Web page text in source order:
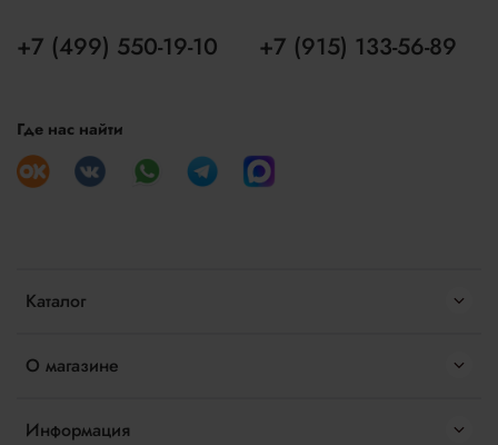
Каталог
О магазине
Информация
+7 (499) 550-19-10 +7 (915) 133-56-89
Где нас найти